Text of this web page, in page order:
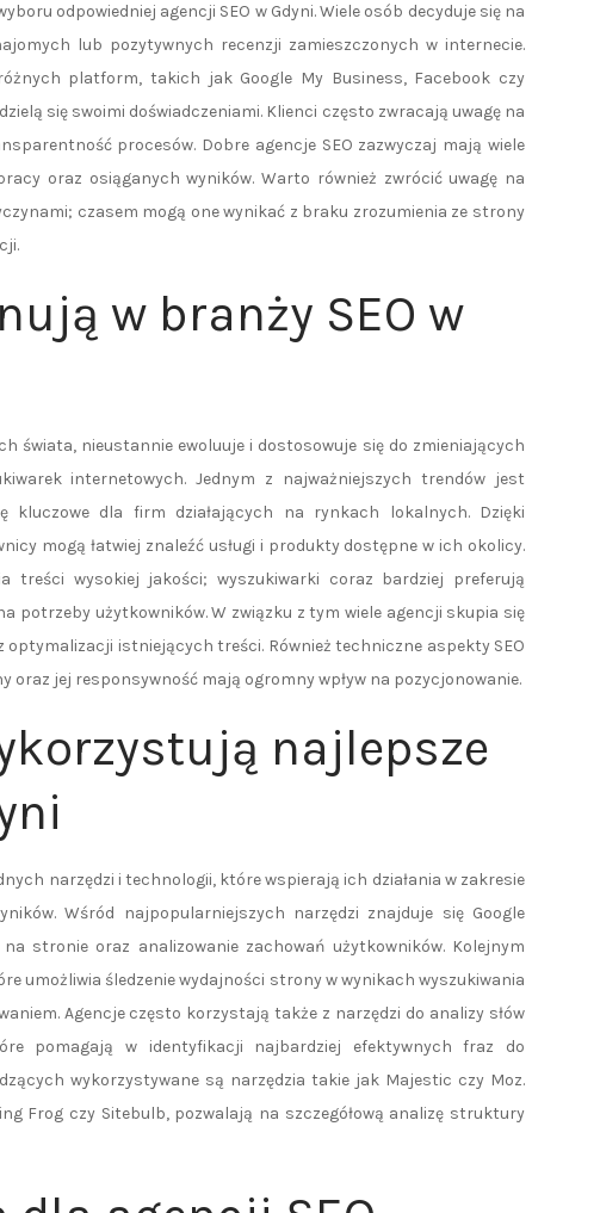
odpowiedniej agencji SEO w Gdyni. Wiele osób decyduje się na
lub pozytywnych recenzji zamieszczonych w internecie.
platform, takich jak Google My Business, Facebook czy
się swoimi doświadczeniami. Klienci często zwracają uwagę na
procesów. Dobre agencje SEO zazwyczaj mają wiele
oraz osiąganych wyników. Warto również zwrócić uwagę na
czasem mogą one wynikać z braku zrozumienia ze strony
w branży SEO w
świata, nieustannie ewoluuje i dostosowuje się do zmieniających
internetowych. Jednym z najważniejszych trendów jest
kluczowe dla firm działających na rynkach lokalnych. Dzięki
mogą łatwiej znaleźć usługi i produkty dostępne w ich okolicy.
treści wysokiej jakości; wyszukiwarki coraz bardziej preferują
potrzeby użytkowników. W związku z tym wiele agencji skupia się
istniejących treści. Również techniczne aspekty SEO
oraz jej responsywność mają ogromny wpływ na pozycjonowanie.
najlepsze
narzędzi i technologii, które wspierają ich działania w zakresie
Wśród najpopularniejszych narzędzi znajduje się Google
stronie oraz analizowanie zachowań użytkowników. Kolejnym
umożliwia śledzenie wydajności strony w wynikach wyszukiwania
Agencje często korzystają także z narzędzi do analizy słów
pomagają w identyfikacji najbardziej efektywnych fraz do
wykorzystywane są narzędzia takie jak Majestic czy Moz.
Frog czy Sitebulb, pozwalają na szczegółową analizę struktury